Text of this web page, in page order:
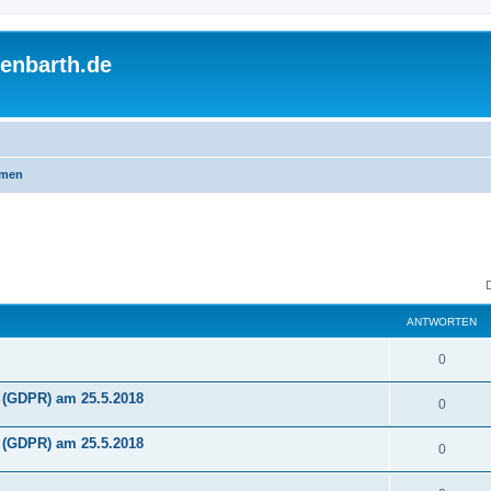
ANTWORTEN
0A
n
w
o
am 25.5.2018 0A
n
am 25.5.2018 0A
n